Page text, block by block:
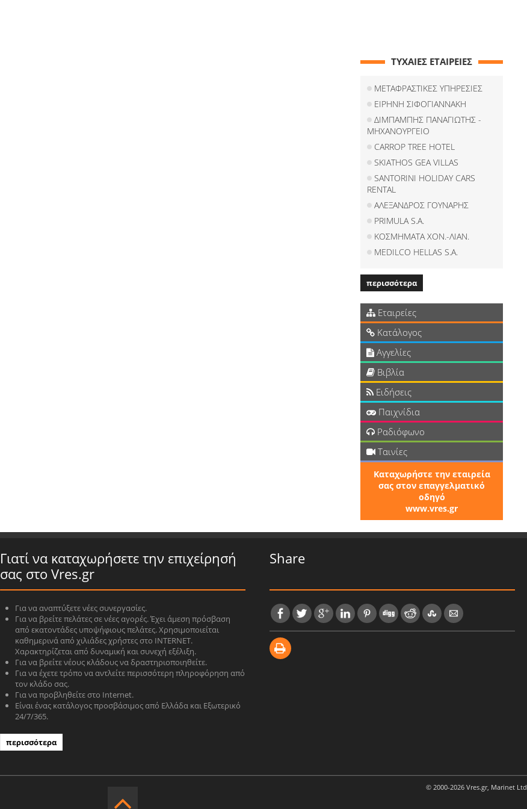
ΤΥΧΑΙΕΣ ΕΤΑΙΡΕΙΕΣ
ΜΕΤΑΦΡΑΣΤΙΚΕΣ ΥΠΗΡΕΣΙΕΣ
ΕΙΡΗΝΗ ΣΙΦΟΓΙΑΝΝΑΚΗ
ΔΙΜΠΑΜΠΗΣ ΠΑΝΑΓΙΩΤΗΣ -
ΜΗΧΑΝΟΥΡΓΕΙΟ
CARROP TREE HOTEL
SKIATHOS GEA VILLAS
SANTORINI HOLIDAY CARS
RENTAL
ΑΛΕΞΑΝΔΡΟΣ ΓΟΥΝΑΡΗΣ
PRIMULA S.A.
ΚΟΣΜΗΜΑΤΑ ΧΟΝ.-ΛΙΑΝ.
MEDILCO HELLAS S.A.
περισσότερα
Εταιρείες
Κατάλογος
Αγγελίες
Βιβλία
Ειδήσεις
Παιχνίδια
Ραδιόφωνο
Ταινίες
Καταχωρήστε την εταιρεία
σας στον επαγγελματικό
οδηγό
www.vres.gr
Γιατί να καταχωρήσετε την επιχείρησή
σας στο Vres.gr
Για να αναπτύξετε νέες συνεργασίες.
Για να βρείτε πελάτες σε νέες αγορές. Έχει άμεση πρόσβαση
από εκατοντάδες υποψήφιους πελάτες. Χρησιμοποιείται
καθημερινά από χιλιάδες χρήστες στο INTERNET.
Χαρακτηρίζεται από δυναμική και συνεχή εξέλιξη.
Για να βρείτε νέους κλάδους να δραστηριοποιηθείτε.
Για να έχετε τρόπο να αντλείτε περισσότερη πληροφόρηση από
τον κλάδο σας.
Για να προβληθείτε στο Internet.
Είναι ένας κατάλογος προσβάσιμος από Ελλάδα και Εξωτερικό
24/7/365.
περισσότερα
Share
© 2000-2026 Vres.gr, Marinet Ltd